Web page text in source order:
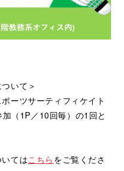
いて＞
ーツサーティフィケイト
（1P／10回毎）の1回と
てはこちら をご覧くださ